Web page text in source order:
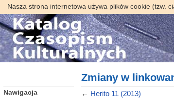
Nasza strona internetowa używa plików cookie (tzw.
Zmiany w
← Herito 11 (2013)
Nawigacja